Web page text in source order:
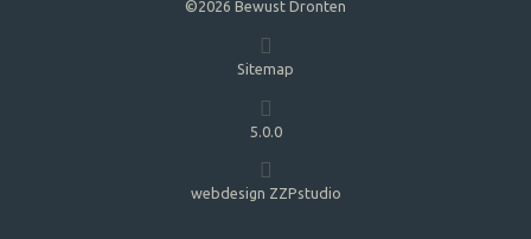
©2026 Bewust Dronten
Sitemap
5.0.0
webdesign ZZPstudio